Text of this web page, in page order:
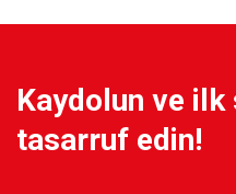
Kaydolun ve
tasarruf edin!